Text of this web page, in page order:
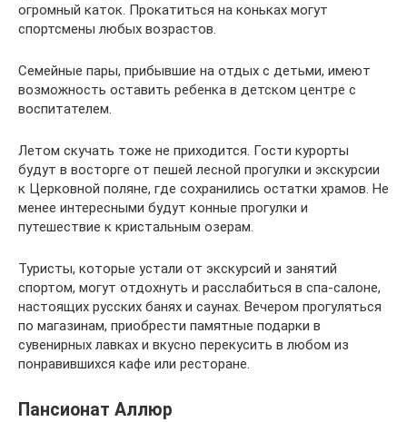
огромный каток. Прокатиться на коньках могут
спортсмены любых возрастов.
Семейные пары, прибывшие на отдых с детьми, имеют
возможность оставить ребенка в детском центре с
воспитателем.
Летом скучать тоже не приходится. Гости курорты
будут в восторге от пешей лесной прогулки и экскурсии
к Церковной поляне, где сохранились остатки храмов. Не
менее интересными будут конные прогулки и
путешествие к кристальным озерам.
Туристы, которые устали от экскурсий и занятий
спортом, могут отдохнуть и расслабиться в спа-салоне,
настоящих русских банях и саунах. Вечером прогуляться
по магазинам, приобрести памятные подарки в
сувенирных лавках и вкусно перекусить в любом из
понравившихся кафе или ресторане.
Пансионат Аллюр